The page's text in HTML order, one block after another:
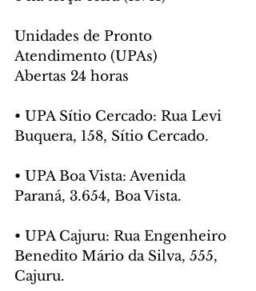
Unidades de Pronto
Atendimento (UPAs)
Abertas 24 horas
• UPA Sítio Cercado: Rua Levi
Buquera, 158, Sítio Cercado.
• UPA Boa Vista: Avenida
Paraná, 3.654, Boa Vista.
• UPA Cajuru: Rua Engenheiro
Benedito Mário da Silva, 555,
Cajuru.